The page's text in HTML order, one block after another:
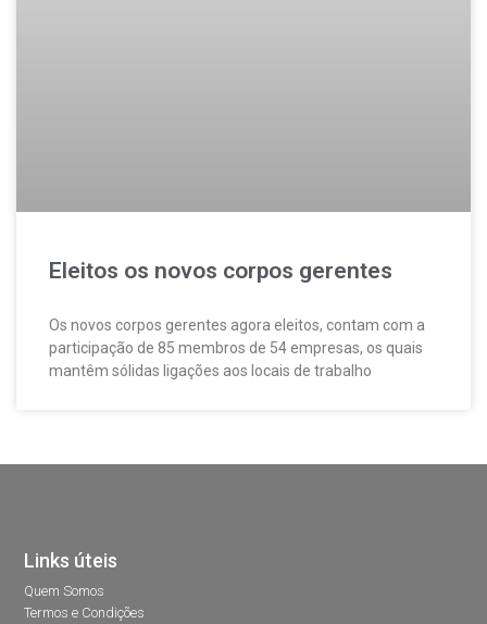
Eleitos os novos corpos gerentes
Os novos corpos gerentes agora eleitos, contam com a
participação de 85 membros de 54 empresas, os quais
mantêm sólidas ligações aos locais de trabalho
Links úteis
Quem Somos
Termos e Condições